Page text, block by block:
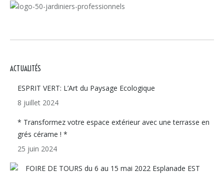
ACTUALITÉS
ESPRIT VERT: L’Art du Paysage Ecologique
8 juillet 2024
* Transformez votre espace extérieur avec une terrasse en
grés cérame ! *
25 juin 2024
FOIRE DE TOURS du 6 au 15 mai 2022 Esplanade EST